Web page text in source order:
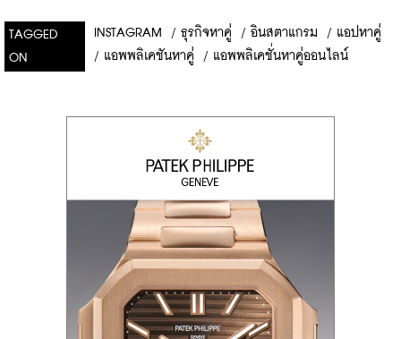
TAGGED
ON
INSTAGRAM / ธุรกิจหาคู่ / อินสตาแกรม / แอปหาคู่
/ แอพพลิเคชันหาคู่ / แอพพลิเคชั่นหาคู่ออนไลน์